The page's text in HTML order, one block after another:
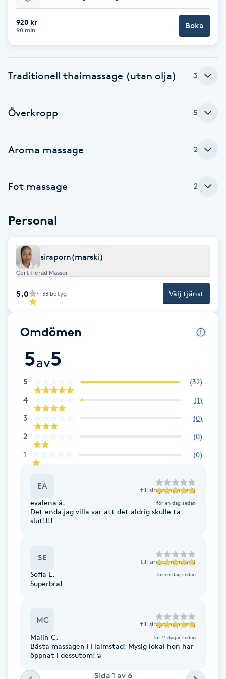
Babylights
Balayage
Bambumassage
Barnklippning
Blowout
Bottenfärg
Brynformning
Brynfärgning
Brynplockning
Bröllopsuppsättning
Celluliter
Coachning
Color correction
Cryoterapi
Dermapen
Extensions
Extensions borttagning
Eyeliner-tatuering
920 kr
90 min Boka
Traditionell thaimassage (utan olja) 3
Överkropp 5
Aroma massage 2
Fot massage 2
Personal
siraporn(marski)
Certifierad Massör
5.0 33 betyg Välj tjänst
Omdömen
5av5
5 (32)
4 (1)
3 (0)
2 (0)
1 (0)
EÅ till siraporn(marski)
evalena å. för en dag sedan
Det enda jag villa var att det aldrig skulle ta
slut!!!!
SE till siraporn(marski)
Sofia E. för en dag sedan
Superbra!
MC till siraporn(marski)
Malin C. för 11 dagar sedan
Bästa massagen i Halmstad! Mysig lokal hon har
öppnat i dessutom!☺️
Sida 1 av 6